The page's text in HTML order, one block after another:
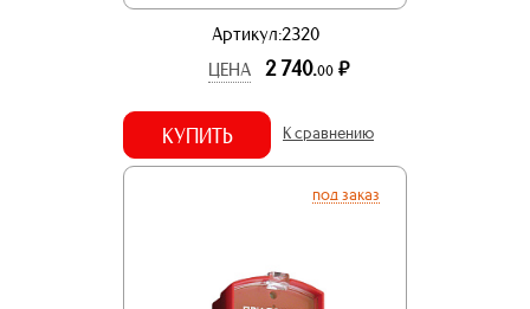
Артикул:2320
ЦЕНА
2 740.00 р.
КУПИТЬ К сравнению
под заказ